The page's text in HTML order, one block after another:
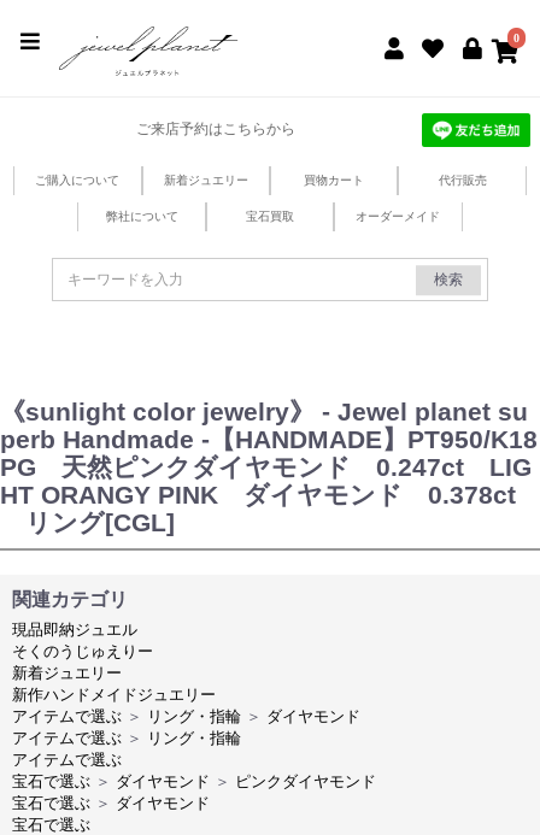
0
ご来店予約はこちらから
ご購入について 新着ジュエリー 買物カート 代行販売
弊社について 宝石買取 オーダーメイド
検索
《sunlight color jewelry》 - Jewel planet su
perb Handmade -【HANDMADE】PT950/K18
PG 天然ピンクダイヤモンド 0.247ct LIG
HT ORANGY PINK ダイヤモンド 0.378ct
リング[CGL]
関連カテゴリ
現品即納ジュエル
そくのうじゅえりー
新着ジュエリー
新作ハンドメイドジュエリー
アイテムで選ぶ ＞ リング・指輪 ＞ ダイヤモンド
アイテムで選ぶ ＞
リング・指輪
アイテムで選ぶ
宝石で選ぶ ＞ ダイヤモンド ＞ ピンクダイヤモンド
宝石で選ぶ ＞ ダイヤモンド
宝石で選ぶ